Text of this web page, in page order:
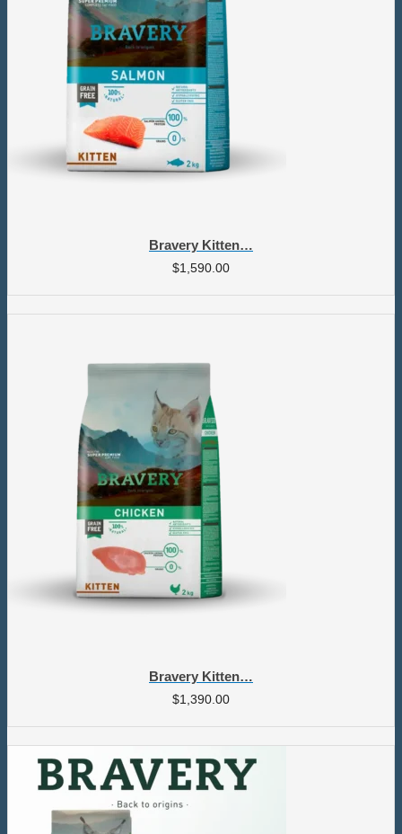
Bravery Kitten…
$1,590.00
Bravery Kitten…
$1,390.00